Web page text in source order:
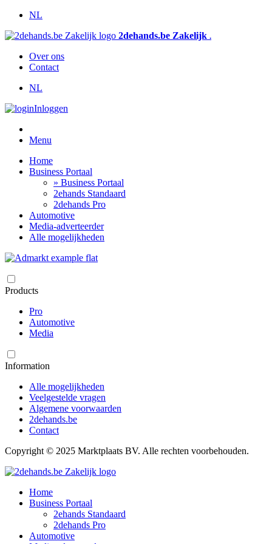
NL
2dehands.be Zakelijk .
Over ons
Contact
NL
Inloggen
Menu
Home
Business Portaal
» Business Portaal
2ehands Standaard
2dehands Pro
Automotive
Media-adverteerder
Alle mogelijkheden
Products
Pro
Automotive
Media
Information
Alle mogelijkheden
Veelgestelde vragen
Algemene voorwaarden
2dehands.be
Contact
Copyright © 2025 Marktplaats BV. Alle rechten voorbehouden.
Home
Business Portaal
2ehands Standaard
2dehands Pro
Automotive